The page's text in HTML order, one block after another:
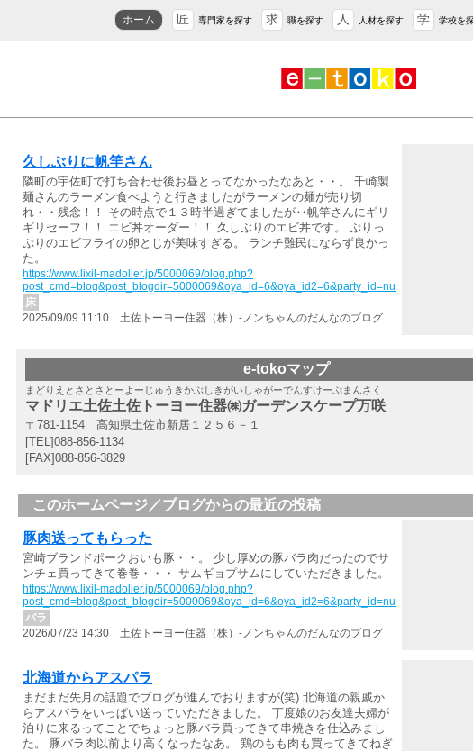
ホーム 匠 専門家を探す 求 職を探す 人 人材を探す 学 学校を
久しぶりに帆竿さん
隣町の宇佐町で打ち合わせ後お昼とってなかったなあと・・。 千崎製
麺さんのラーメン食べようと行きましたがラーメンの麺が売り切
れ・・残念！！ その時点で１３時半過ぎてましたが‥帆竿さんにギリ
ギリセーフ！！ エビ丼オーダー！！ 久しぶりのエビ丼です。 ぷりっ
ぷりのエビフライの卵とじが美味すぎる。 ランチ難民にならず良かっ
た。
https://www.lixil-madolier.jp/5000069/blog.php?
床
2025/09/09 11:10 土佐トーヨー住器（株）-ノンちゃんのだんなのブログ
e-tokoマップ
まどりえとさとさとーよーじゅうきかぶしきがいしゃがーでんすけーぷまんさく
マドリエ土佐土佐トーヨー住器㈱ガーデンスケープ万咲
〒781-1154 高知県土佐市新居１２５６－１
[TEL]088-856-1134
[FAX]088-856-3829
このホームページ／ブログからの最近の投稿
豚肉送ってもらった
宮崎ブランドポークおいも豚・・。 少し厚めの豚バラ肉だったのでサ
ンチェ買ってきて巻巻・・・ サムギョプサムにしていただきました。
https://www.lixil-madolier.jp/5000069/blog.php?
バラ
2026/07/23 14:30 土佐トーヨー住器（株）-ノンちゃんのだんなのブログ
北海道からアスパラ
まだまだ先月の話題でブログが進んでおりますが(笑) 北海道の親戚か
らアスパラをいっぱい送っていただきました。 丁度娘のお友達夫婦が
泊りに来るってことでちょっと豚バラ買ってきて串焼きを仕込みまし
た。 豚バラ肉以前より高くなったなあ。 鶏のもも肉も買ってきてねぎ